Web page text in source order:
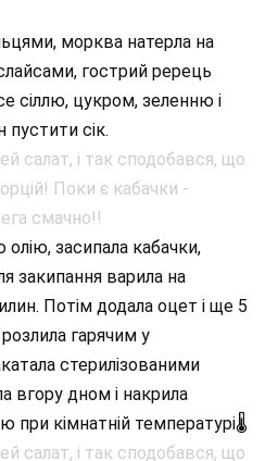
морква натерла на
гострий ререць
сіллю, цукром, зеленню і
пустити сік.
засипала кабачки,
закипання варила на
Потім додала оцет і ще 5
гарячим у
стерилізованими
вгору дном і накрила
при кімнатній температурі🌡